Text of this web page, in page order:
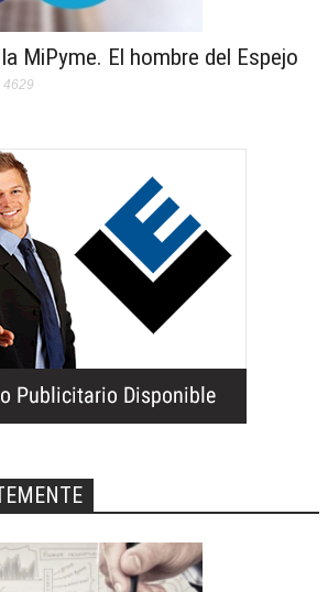
MiPyme. El hombre del Espejo
4629